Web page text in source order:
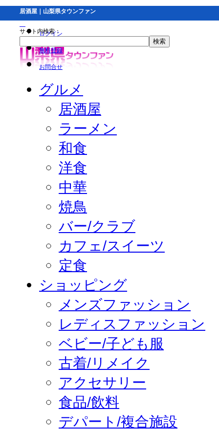
居酒屋｜山梨県タウンファン
ログイン
無料登録
お問合せ
サイト内検索：
グルメ
居酒屋
ラーメン
和食
洋食
中華
焼鳥
バー/クラブ
カフェ/スイーツ
定食
ショッピング
メンズファッション
レディスファッション
ベビー/子ども服
古着/リメイク
アクセサリー
食品/飲料
デパート/複合施設